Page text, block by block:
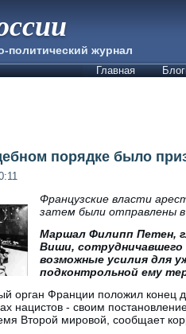
политический журнал
Главная
порядке было
Французские власти
затем были отправлены
Маршал Филипп Петен,
Виши,
возможные усилия для
подконтрольной ему
орган Франции положил конец
нацистов - своим
Второй мировой, сообщает